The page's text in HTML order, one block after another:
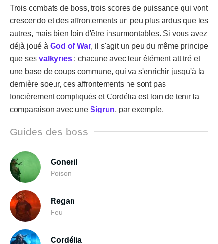
Trois combats de boss, trois scores de puissance qui vont
crescendo et des affrontements un peu plus ardus que les
autres, mais bien loin d'être insurmontables. Si vous avez
déjà joué à God of War, il s'agit un peu du même principe
que ses valkyries : chacune avec leur élément attitré et
une base de coups commune, qui va s'enrichir jusqu'à la
dernière soeur, ces affrontements ne sont pas
foncièrement compliqués et Cordélia est loin de tenir la
comparaison avec une Sigrun, par exemple.
Guides des boss
Goneril
Poison
Regan
Feu
Cordélia